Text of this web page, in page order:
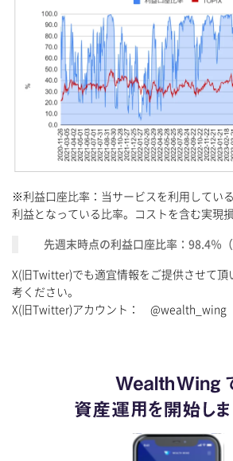
※利益口座比率：当サービスを利用してい
利益となっている比率。コストを含む実現
先週末時点の利益口座比率：98.4％
X(旧Twitter)でも適宜情報をご提供させて頂
考ください。
X(旧Twitter)アカウント： @wealth_wing